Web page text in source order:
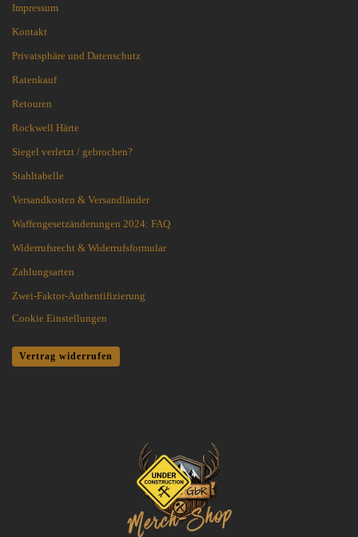
Impressum
Kontakt
Privatsphäre und Datenschutz
Ratenkauf
Retouren
Rockwell Härte
Siegel verletzt / gebrochen?
Stahltabelle
Versandkosten & Versandländer
Waffengesetzänderungen 2024: FAQ
Widerrufsrecht & Widerrufsformular
Zahlungsarten
Zwei-Faktor-Authentifizierung
Cookie Einstellungen
Vertrag widerrufen